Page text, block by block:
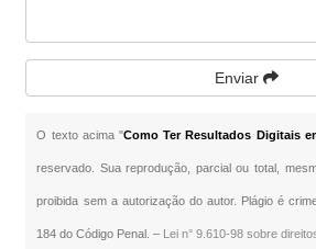
Enviar
O texto acima "Como Ter Resultados Digitais
reservado. Sua reprodução, parcial ou total,
proibida sem a autorização do autor. Plágio é
184 do Código Penal. – Lei n° 9.610-98 sobre